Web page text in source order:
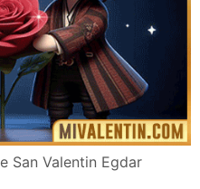
San Valentin Egdar